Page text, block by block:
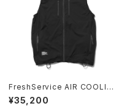
FreshService AIR COOLIN
G VEST_Ver.2.0
¥35,200